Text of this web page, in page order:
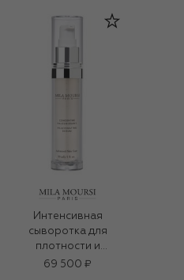
Интенсивная
сыворотка для
плотности и
упругости кожи
69 500 ₽